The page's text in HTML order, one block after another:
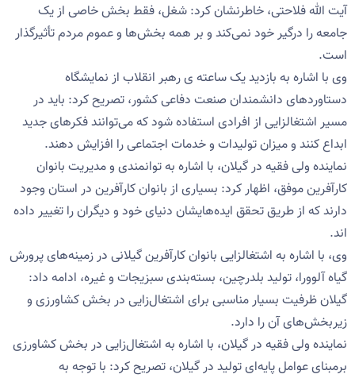
آیت الله فلاحتی، خاطرنشان کرد: شغل، فقط بخش خاصی از یک
جامعه را درگیر خود نمی‌کند و بر همه بخش‌ها و عموم مردم تأثیرگذار
است.
وی با اشاره به بازدید یک ساعته ی رهبر انقلاب از نمایشگاه
دستاوردهای دانشمندان صنعت دفاعی کشور، تصریح کرد: باید در
مسیر اشتغالزایی از افرادی استفاده شود که می‌توانند فکرهای جدید
ابداع کنند و میزان تولیدات و خدمات اجتماعی را افزایش دهند.
نماینده ولی فقیه در گیلان، با اشاره به توانمندی و مدیریت بانوان
کارآفرین موفق، اظهار کرد: بسیاری از بانوان کارآفرین در استان وجود
دارند که از طریق تحقق ایده‌هایشان دنیای خود و دیگران را تغییر داده
اند.
وی، با اشاره به اشتغالزایی بانوان کارآفرین گیلانی در زمینه‌های پرورش
گیاه آلوورا، تولید بلدرچین، بسته‌بندی سبزیجات و غیره، ادامه داد:
گیلان ظرفیت بسیار مناسبی برای اشتغال‌زایی در بخش کشاورزی و
زیربخش‌های آن را دارد.
نماینده ولی فقیه در گیلان، با اشاره به اشتغال‌زایی در بخش کشاورزی
برمبنای عوامل پایه‌ای تولید در گیلان، تصریح کرد: با توجه به